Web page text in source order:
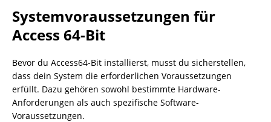
Systemvoraussetzungen für
Access 64-Bit
Bevor du Access64-Bit installierst, musst du sicherstellen,
dass dein System die erforderlichen Voraussetzungen
erfüllt. Dazu gehören sowohl bestimmte Hardware-
Anforderungen als auch spezifische Software-
Voraussetzungen.